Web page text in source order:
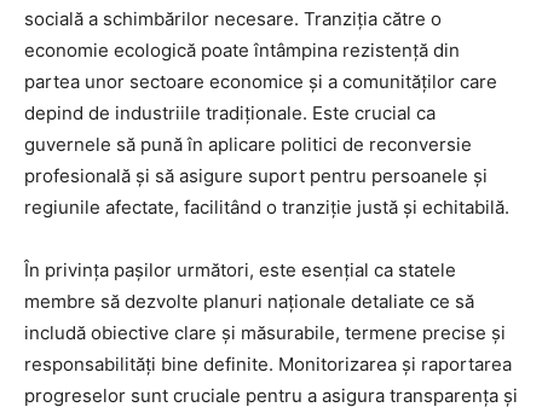
socială a schimbărilor necesare. Tranziția către o
economie ecologică poate întâmpina rezistență din
partea unor sectoare economice și a comunităților care
depind de industriile tradiționale. Este crucial ca
guvernele să pună în aplicare politici de reconversie
profesională și să asigure suport pentru persoanele și
regiunile afectate, facilitând o tranziție justă și echitabilă.
În privința pașilor următori, este esențial ca statele
membre să dezvolte planuri naționale detaliate ce să
includă obiective clare și măsurabile, termene precise și
responsabilități bine definite. Monitorizarea și raportarea
progreselor sunt cruciale pentru a asigura transparența și